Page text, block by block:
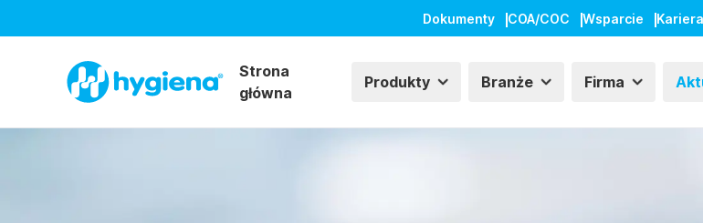
Dokumenty COA/COC Wsparcie Kariera
Strona
główna
Produkty Branże Firma